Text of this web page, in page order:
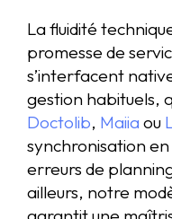
La fluidité
promesse de
s’interfacent
gestion habituels,
Doctolib, Maiia ou
synchronisation
erreurs de
ailleurs, notre